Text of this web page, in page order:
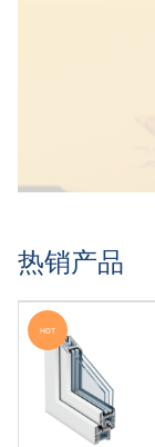
热销产品
HOT